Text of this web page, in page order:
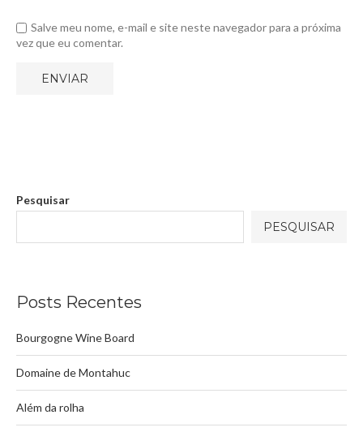
Salve meu nome, e-mail e site neste navegador para a próxima
vez que eu comentar.
Pesquisar
PESQUISAR
Posts Recentes
Bourgogne Wine Board
Domaine de Montahuc
Além da rolha